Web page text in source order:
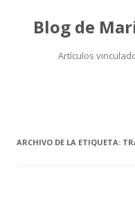
Blog de
Artículos
ARCHIVO DE LA ETIQUETA: